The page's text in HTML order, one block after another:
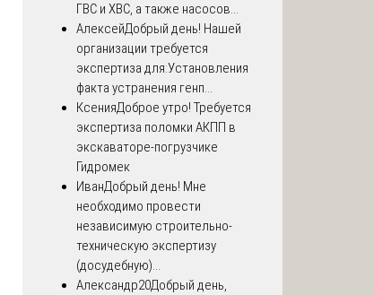
ГВС и ХВС, а также насосов...
АлексейДобрый день! Нашей
организации требуется
экспертиза для:Установления
факта устранения генп...
КсенияДоброе утро! Требуется
экспертиза поломки АКПП в
экскаваторе-погрузчике
Гидромек
ИванДобрый день! Мне
необходимо провести
независимую строительно-
техническую экспертизу
(досудебную)...
Александр20Добрый день,